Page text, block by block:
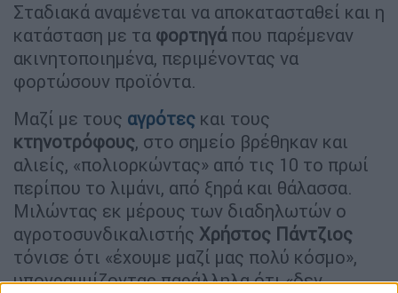
Σταδιακά αναμένεται να αποκατασταθεί και η
κατάσταση με τα φορτηγάπου παρέμεναν
ακινητοποιημένα, περιμένοντας να
φορτώσουν προϊόντα.
Mαζί με τους αγρότες και τους
κτηνοτρόφους, στο σημείο βρέθηκαν και
αλιείς, «πολιορκώντας» από τις 10 το πρωί
περίπου το λιμάνι, από ξηρά και θάλασσα.
Μιλώντας εκ μέρους των διαδηλωτών ο
αγροτοσυνδικαλιστής Χρήστος Πάντζιος
τόνισε ότι «έχουμε μαζί μας πολύ κόσμο»,
υπογραμμίζοντας παράλληλα ότι «δεν